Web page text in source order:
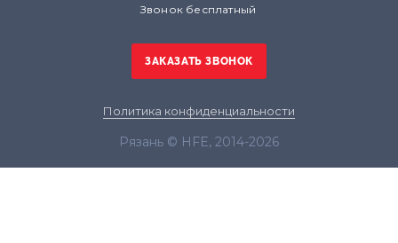
Звонок бесплатный
Политика конфиденциальности
Рязань © HFE, 2014-2026